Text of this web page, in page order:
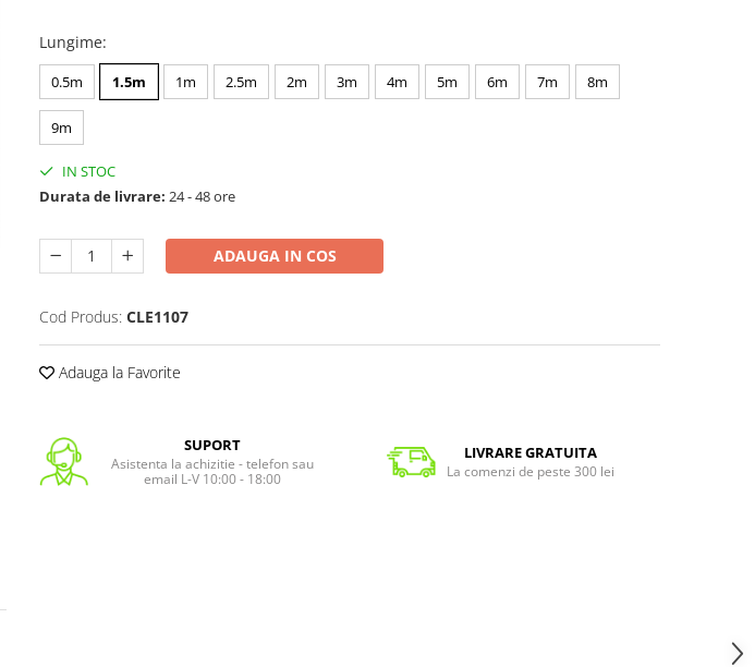
Lungime:
0.5m 1.5m 1m 2.5m 2m 3m 4m 5m 6m 7m 8m
9m
IN STOC
Durata de livrare: 24 - 48 ore
ADAUGA IN COS
Cod Produs: CLE1107
Adauga la Favorite
SUPORT
Asistenta la achizitie - telefon sau
email L-V 10:00 - 18:00
LIVRARE GRATUITA
La comenzi de peste 300 lei